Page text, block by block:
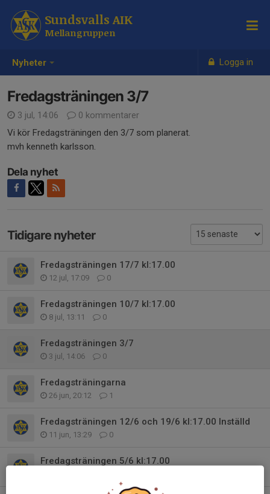
Nyheter Logga in
Sundsvalls AIK
Mellangruppen
Fredagsträningen 3/7
3 jul, 14:06
0 kommentarer
Vi kör Fredagsträningen den 3/7 som planerat.
mvh kenneth karlsson.
Dela nyhet
Tidigare nyheter
Fredagsträningen 17/7 kl:17.00
12 jul, 17:09 0
Fredagsträningen 10/7 kl:17.00
8 jul, 13:11 0
Fredagsträningen 3/7
3 jul, 14:06 0
Fredagsträningarna
26 jun, 20:12 1
Fredagsträningen 12/6 och 19/6 kl:17.00 Inställd
11 jun, 13:29 0
Fredagsträningen 5/6 kl:17.00